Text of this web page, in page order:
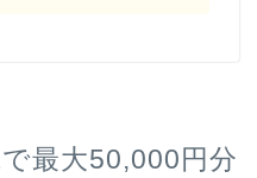
最大50,000円分